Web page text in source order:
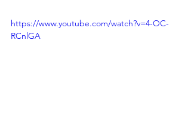
https://www.youtube.com/watch?v=4-OC-
RCnlGA